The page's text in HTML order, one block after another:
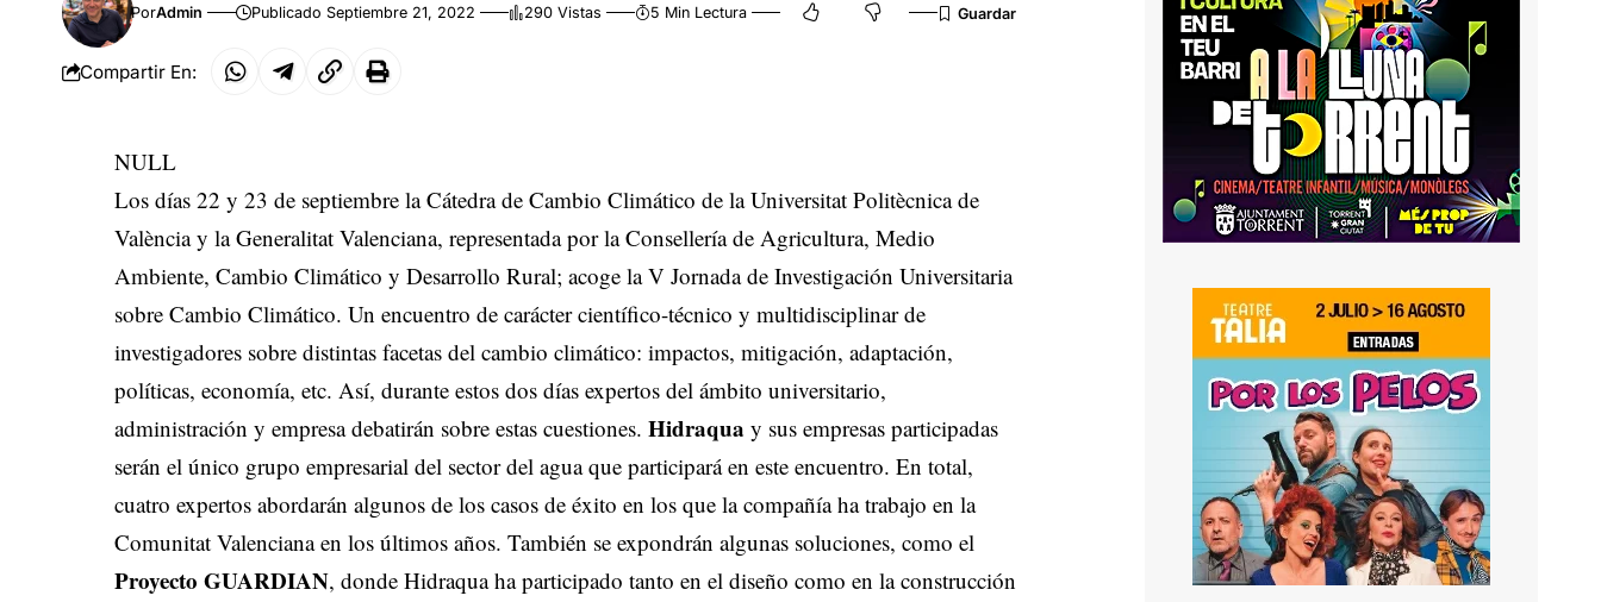
PorAdmin Publicado Septiembre 21, 2022 290 Vistas 5 Min Lectura
Compartir En:
NULL
Los días 22 y 23 de septiembre la Cátedra de Cambio Climático de la Universitat Politècnica de
València y la Generalitat Valenciana, representada por la Consellería de Agricultura, Medio
Ambiente, Cambio Climático y Desarrollo Rural; acoge la V Jornada de Investigación Universitaria
sobre Cambio Climático. Un encuentro de carácter científico-técnico y multidisciplinar de
investigadores sobre distintas facetas del cambio climático: impactos, mitigación, adaptación,
políticas, economía, etc. Así, durante estos dos días expertos del ámbito universitario,
administración y empresa debatirán sobre estas cuestiones.Hidraqua y sus empresas participadas
serán el único grupo empresarial del sector del agua que participará en este encuentro. En total,
cuatro expertos abordarán algunos de los casos de éxito en los que la compañía ha trabajo en la
Comunitat Valenciana en los últimos años. También se expondrán algunas soluciones, como el
Proyecto GUARDIAN, donde Hidraqua ha participado tanto en el diseño como en la construcción